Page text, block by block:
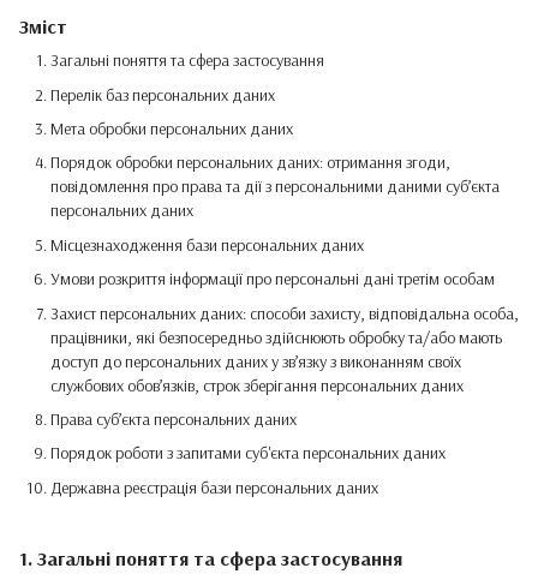
Зміст
Загальні поняття та сфера застосування
Перелік баз персональних даних
Мета обробки персональних даних
Порядок обробки персональних даних: отримання згоди,
повідомлення про права та дії з персональними даними суб’єкта
персональних даних
Місцезнаходження бази персональних даних
Умови розкриття інформації про персональні дані третім особам
Захист персональних даних: способи захисту, відповідальна особа,
працівники, які безпосередньо здійснюють обробку та/або мають
доступ до персональних даних у зв’язку з виконанням своїх
службових обов’язків, строк зберігання персональних даних
Права суб’єкта персональних даних
Порядок роботи з запитами суб'єкта персональних даних
Державна реєстрація бази персональних даних
1. Загальні поняття та сфера застосування